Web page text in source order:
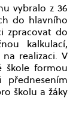
vybralo z 36
do hlavního
zpracovat do
kalkulací,
realizaci. V
škole formou
přednesením
školu a žáky